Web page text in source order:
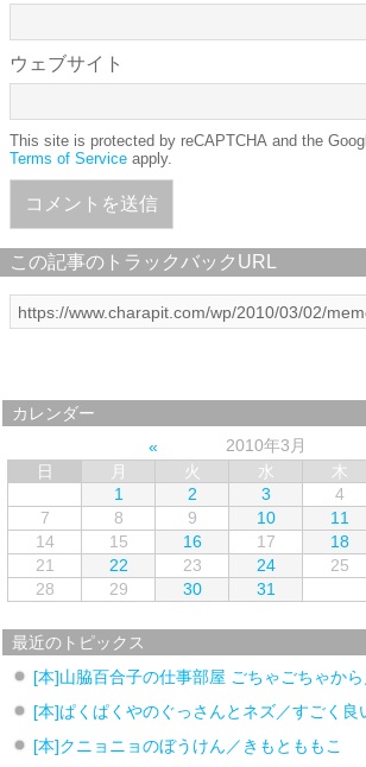
ウェブサイト
This site is protected by reCAPTCHA and the
Terms of Service apply.
この記事のトラックバックURL
カレンダー
2010年3月
日
月 火 水 木
1
2 3 4
7
8 9 10 11
14
15 16 17 18
21
22 23 24 25
28
29 30 31
最近のトピックス
[本]山脇百合子の仕事部屋 ごちゃごちゃか
[本]ぱくぱくやのぐっさんとネズ／すごく良
[本]クニョニョのぼうけん／きもとももこ